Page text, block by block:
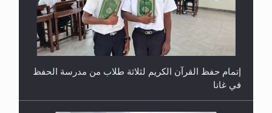
إتمام حفظ القرآن الكريم لثلاثة طلاب من مدرسة الحفظ
في غانا